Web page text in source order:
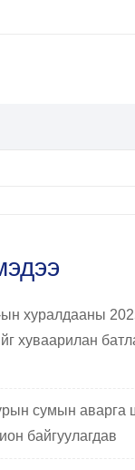
хуралдааны
хуваарилан
сумын аварга
байгуулагдав